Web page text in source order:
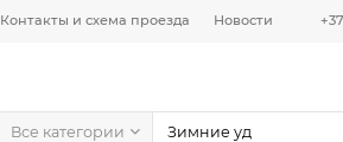
Контакты и схема проезда Новости
Все категории